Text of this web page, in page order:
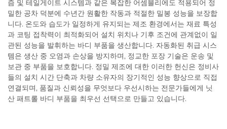
즘 및 테일게이트 시스템과 같은 복잡한 어셈블리에도 적용되어 정
밀한 공차 덕분에 수년간 원활한 작동과 적절한 밀봉 성능을 보장합
니다. 온도와 습도가 일정하게 유지되는 제조 환경에서는 재료 특성
과 코팅 접착력이 최적화되어 설치 위치나 기후 조건에 관계없이 일
관된 성능을 발휘하는 바디 부품을 생산합니다. 자동화된 취급 시스
템은 생산 중 오염과 손상을 방지하며, 정교한 포장 기술은 운송 및
보관 중 부품을 보호합니다. 정밀 제조에 대한 이러한 헌신은 정비사
들의 설치 시간 단축과 차량 소유자의 장기적인 성능 향상으로 직접
연결되며, 품질과 신뢰성을 무엇보다 우선시하는 전문가들에게 닛
산 패트롤 바디 부품을 최우선 선택으로 만들고 있습니다.